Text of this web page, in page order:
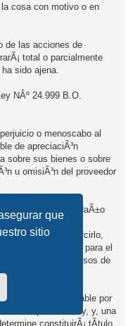
que
sitio
cosa con motivo o en
de las acciones de
total o parcialmente
sido ajena.
NÂº 24.999 B.O.
o menoscabo al
de apreciaciÃ³n
sobre sus bienes o sobre
u omisiÃ³n del proveedor
la existencia de daÃ±o
la infracciÃ³n del
a Ã©ste a resarcirlo,
BÃ¡sicas Total para el
EstadÃ­stica y Censos de
serÃ¡ apelable por
de la presente ley, y, una
constituirÃ¡ tÃ­tulo